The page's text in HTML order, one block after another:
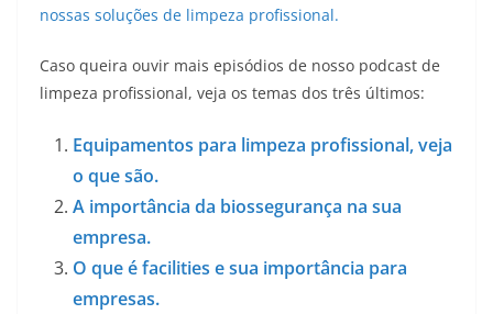
nossas ⁠soluções de limpeza profissional⁠.
Caso queira ouvir mais episódios de nosso podcast de
limpeza profissional, veja os temas dos três últimos:
Equipamentos para limpeza profissional, veja
o que são.
A importância da biossegurança na sua
empresa.
O que é facilities e sua importância para
empresas.